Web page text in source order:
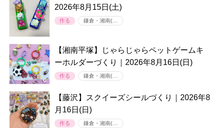
2026年8月15日(土)
作る 鎌倉・湘南(…
【湘南平塚】じゃらじゃらペットゲームキ
ーホルダーづくり｜2026年8月16日(日)
作る 鎌倉・湘南(…
【藤沢】スクイーズシールづくり｜2026年8
月16日(日)
作る 鎌倉・湘南(…